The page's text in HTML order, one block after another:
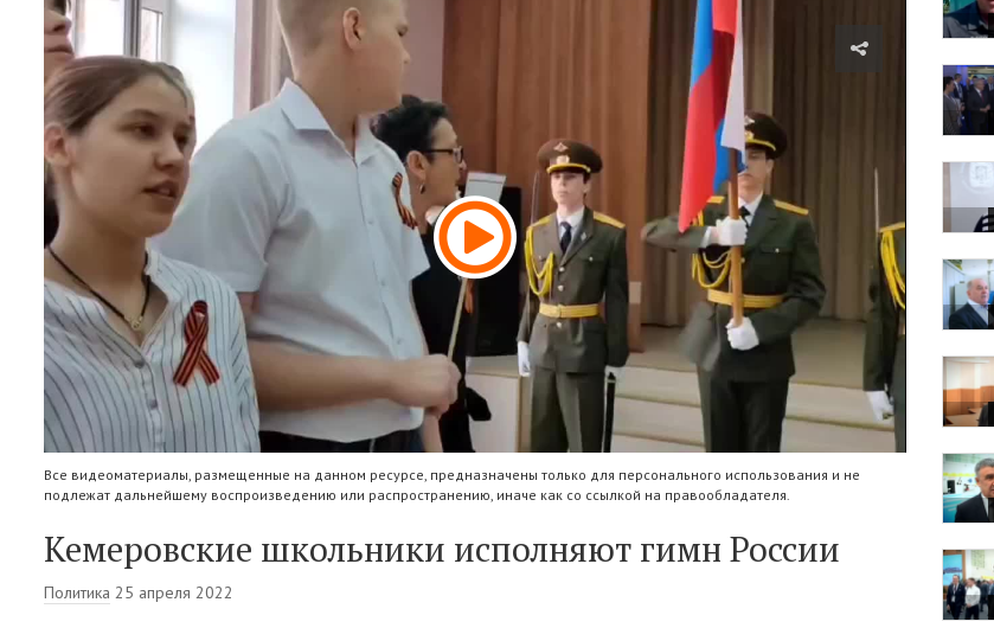
Все видеоматериалы, размещенные на данном ресурсе, предназначены только для персонального использования и не
подлежат дальнейшему воспроизведению или распространению, иначе как со ссылкой на правообладателя.
Кемеровские школьники исполняют гимн России
Политика 25 апреля 2022